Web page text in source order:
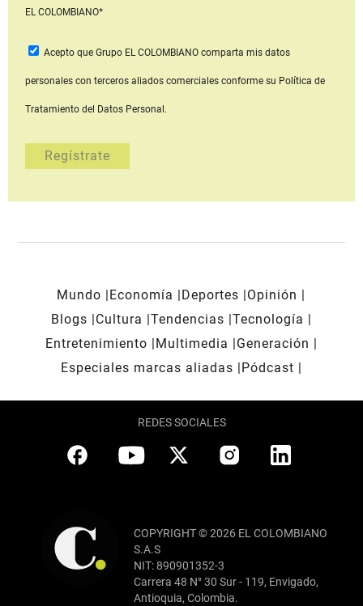
EL COLOMBIANO*
Acepto que Grupo EL COLOMBIANOcomparta mis datos
personales con terceros aliados comerciales conforme su Política de
Tratamiento del Datos Personal.
Mundo Economía Deportes
Opinión
Blogs
Cultura Tendencias Tecnología
Entretenimiento
Multimedia
Generación
Especiales marcas aliadas
Pódcast
REDES SOCIALES
COPYRIGHT © 2026 EL COLOMBIANO
S.A.S
NIT: 890901352-3
Carrera 48 N° 30 Sur - 119, Envigado,
Antioquia, Colombia.